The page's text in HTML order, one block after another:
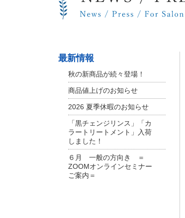
最新情報
秋の新商品が続々登場！
商品値上げのお知らせ
2026 夏季休暇のお知らせ
「黒チェンジリンス」「カ
ラートリートメント」入荷
しました！
６月 一般の方向き ＝
ZOOMオンラインセミナー
ご案内＝